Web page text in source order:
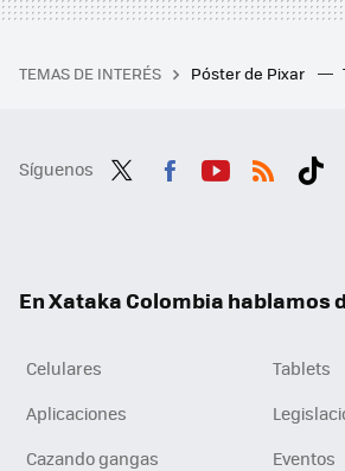
TEMAS DE INTERÉS Póster de Pixar
Síguenos
En Xataka Colombia hablamos
Celulares
Tablets
Aplicaciones
Cazando gangas
Eventos